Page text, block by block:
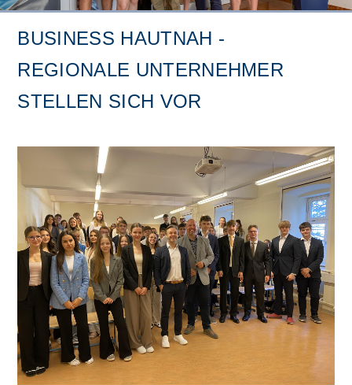
BUSINESS HAUTNAH -
REGIONALE UNTERNEHMER
STELLEN SICH VOR